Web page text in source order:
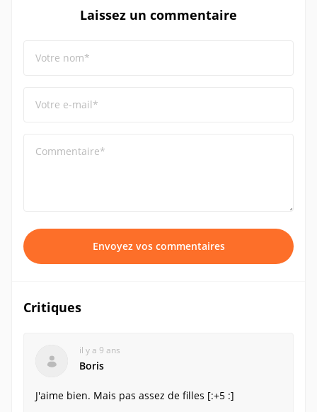
Laissez un commentaire
Votre nom*
Votre e-mail*
Commentaire*
Envoyez vos commentaires
Critiques
il y a 9 ans
Boris
J'aime bien. Mais pas assez de filles [:+5 :]